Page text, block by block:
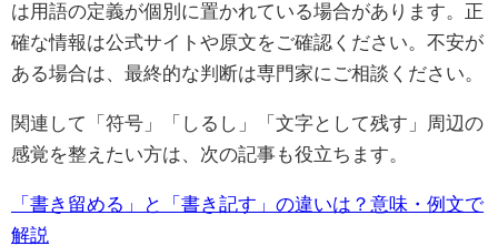
は用語の定義が個別に置かれている場合があります。正
確な情報は公式サイトや原文をご確認ください。不安が
ある場合は、最終的な判断は専門家にご相談ください。
関連して「符号」「しるし」「文字として残す」周辺の
感覚を整えたい方は、次の記事も役立ちます。
「書き留める」と「書き記す」の違いは？意味・例文で
解説